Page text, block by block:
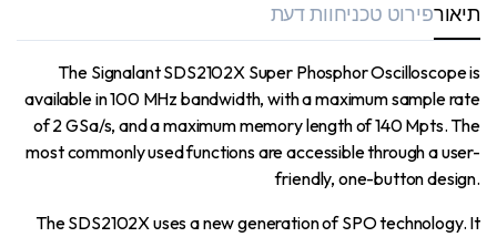
תיאורפירוט טכניחוות דעת
The Signalant SDS2102X Super Phosphor Oscilloscope is
available in 100 MHz bandwidth, with a maximum sample rate
of 2 GSa/s, and a maximum memory length of 140 Mpts. The
most commonly used functions are accessible through a user-
friendly, one-button design.
The SDS2102X uses a new generation of SPO technology. It